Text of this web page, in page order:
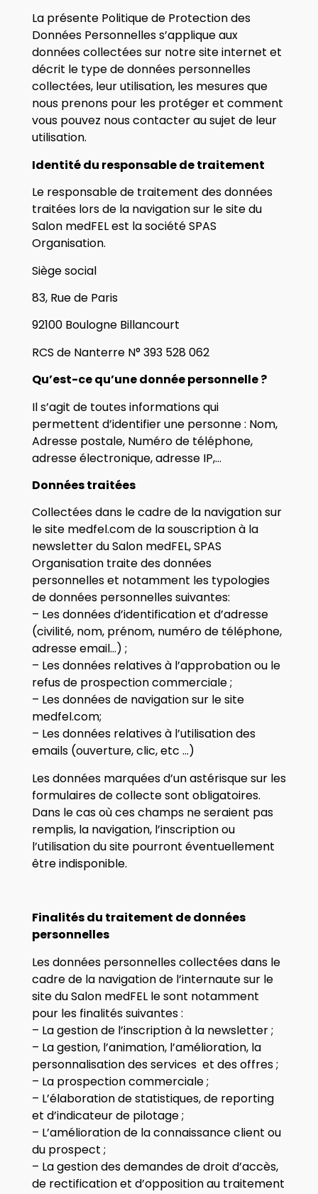
La présente Politique de Protection des
Données Personnelles s’applique aux
données collectées sur notre site internet et
décrit le type de données personnelles
collectées, leur utilisation, les mesures que
nous prenons pour les protéger et comment
vous pouvez nous contacter au sujet de leur
utilisation.
Identité du responsable de traitement
Le responsable de traitement des données
traitées lors de la navigation sur le site du
Salon medFEL est la société SPAS
Organisation.
Siège social
83, Rue de Paris
92100 Boulogne Billancourt
RCS de Nanterre N° 393 528 062
Qu’est-ce qu’une donnée personnelle ?
Il s’agit de toutes informations qui
permettent d’identifier une personne : Nom,
Adresse postale, Numéro de téléphone,
adresse électronique, adresse IP,…
Données traitées
Collectées dans le cadre de la navigation sur
le site medfel.com de la souscription à la
newsletter du Salon medFEL, SPAS
Organisation traite des données
personnelles et notamment les typologies
de données personnelles suivantes:
– Les données d’identification et d’adresse
(civilité, nom, prénom, numéro de téléphone,
adresse email…) ;
– Les données relatives à l’approbation ou le
refus de prospection commerciale ;
– Les données de navigation sur le site
medfel.com;
– Les données relatives à l’utilisation des
emails (ouverture, clic, etc …)
Les données marquées d’un astérisque sur les
formulaires de collecte sont obligatoires.
Dans le cas où ces champs ne seraient pas
remplis, la navigation, l’inscription ou
l’utilisation du site pourront éventuellement
être indisponible.
Finalités du traitement de données
personnelles
Les données personnelles collectées dans le
cadre de la navigation de l’internaute sur le
site du Salon medFEL le sont notamment
pour les finalités suivantes :
– La gestion de l’inscription à la newsletter ;
– La gestion, l’animation, l’amélioration, la
personnalisation des services et des offres ;
– La prospection commerciale ;
– L’élaboration de statistiques, de reporting
et d’indicateur de pilotage ;
– L’amélioration de la connaissance client ou
du prospect ;
– La gestion des demandes de droit d’accès,
de rectification et d’opposition au traitement